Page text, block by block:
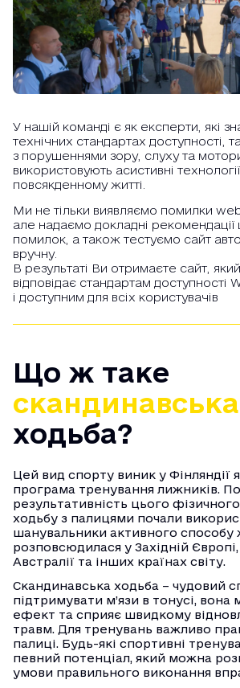
У нашій команді є як експерти, які
технічних стандартах доступності,
з порушеннями зору, слуху та
використовують асистивні
повсякденному житті.
Ми не тільки виявляємо помилки
але надаємо докладні
помилок, а також тестуємо сайт
вручну.
В результаті Ви отримаєте сайт,
відповідає стандартам доступності
і доступним для всіх користувачів
Що ж таке
скандинавська
ходьба?
Цей вид спорту виник у Фінляндії
програма тренування лижників.
результативність цього
ходьбу з палицями почали
шанувальники активного способу
розповсюдилася у Західній
Австралії та інших країнах світу.
Скандинавська ходьба – чудовий
підтримувати м’язи в тонусі, вона
ефект та сприяє швидкому
травм. Для тренувань важливо
палиці. Будь-які спортивні
певний потенціал, який можна
умови правильного виконання